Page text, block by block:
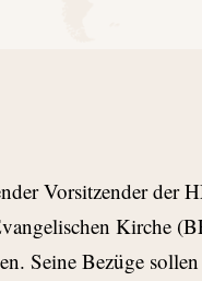
Vorsitzender der
Kirche
Seine Bezüge